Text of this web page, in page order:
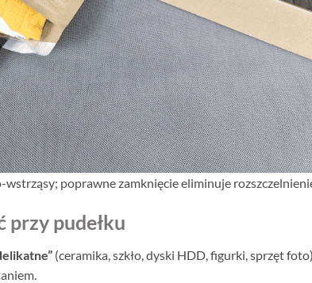
poprawne zamknięcie eliminuje
przy pudełku
(ceramika, szkło, dyski HDD, figurki, sprzęt